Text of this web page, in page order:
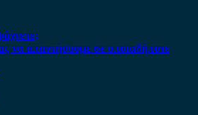
να απαντήσουμε σε οποιαδήποτε